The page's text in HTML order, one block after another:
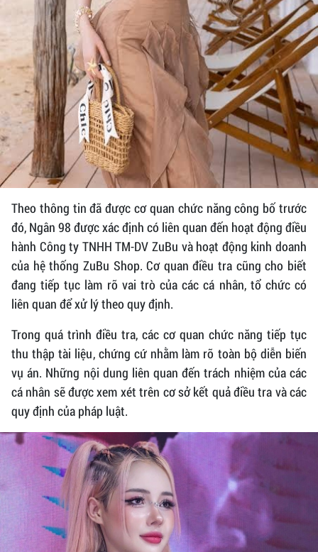
Theo thông tin đã được cơ quan chức năng công bố trước
đó, Ngân 98 được xác định có liên quan đến hoạt động điều
hành Công ty TNHH TM-DV ZuBu và hoạt động kinh doanh
của hệ thống ZuBu Shop. Cơ quan điều tra cũng cho biết
đang tiếp tục làm rõ vai trò của các cá nhân, tổ chức có
liên quan để xử lý theo quy định.
Trong quá trình điều tra, các cơ quan chức năng tiếp tục
thu thập tài liệu, chứng cứ nhằm làm rõ toàn bộ diễn biến
vụ án. Những nội dung liên quan đến trách nhiệm của các
cá nhân sẽ được xem xét trên cơ sở kết quả điều tra và các
quy định của pháp luật.